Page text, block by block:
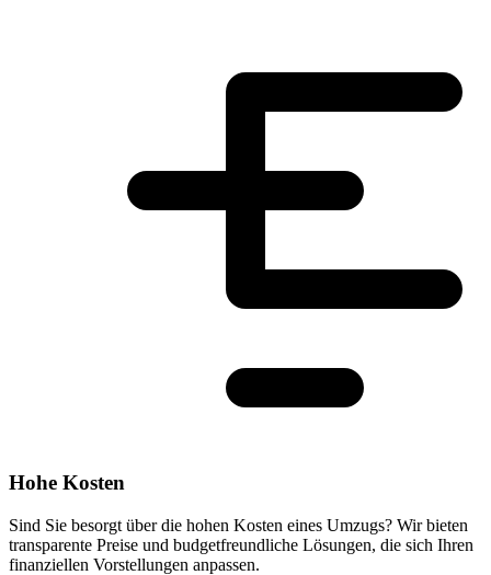
Hohe Kosten
Sind Sie besorgt über die hohen Kosten eines Umzugs? Wir bieten
transparente Preise und budgetfreundliche Lösungen, die sich Ihren
finanziellen Vorstellungen anpassen.